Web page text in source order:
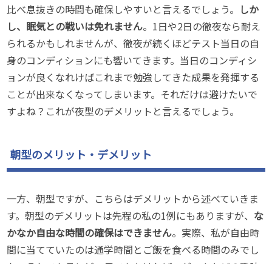
比べ息抜きの時間も確保しやすいと言えるでしょう。 しか
し、眠気との戦いは免れません。1日や2日の徹夜なら耐え
られるかもしれませんが、徹夜が続くほどテスト当日の自
身のコンディションにも響いてきます。当日のコンディシ
ョンが良くなれけばこれまで勉強してきた成果を発揮する
ことが出来なくなってしまいます。それだけは避けたいで
すよね？これが夜型のデメリットと言えるでしょう。
朝型のメリット・デメリット
一方、朝型ですが、こちらはデメリットから述べていきま
す。朝型のデメリットは先程の私の1例にもありますが、 な
かなか自由な時間の確保はできません。実際、私が自由時
間に当てていたのは通学時間とご飯を食べる時間のみでし